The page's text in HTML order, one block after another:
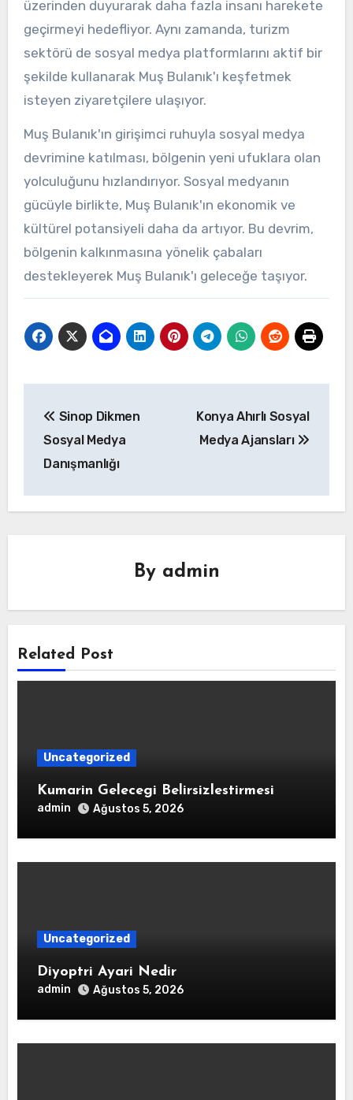
üzerinden duyurarak daha fazla insanı harekete
geçirmeyi hedefliyor. Aynı zamanda, turizm
sektörü de sosyal medya platformlarını aktif bir
şekilde kullanarak Muş Bulanık'ı keşfetmek
isteyen ziyaretçilere ulaşıyor.
Muş Bulanık'ın girişimci ruhuyla sosyal medya
devrimine katılması, bölgenin yeni ufuklara olan
yolculuğunu hızlandırıyor. Sosyal medyanın
gücüyle birlikte, Muş Bulanık'ın ekonomik ve
kültürel potansiyeli daha da artıyor. Bu devrim,
bölgenin kalkınmasına yönelik çabaları
destekleyerek Muş Bulanık'ı geleceğe taşıyor.
gezinmesi
Sinop Dikmen
Sosyal Medya
Danışmanlığı
Konya Ahırlı Sosyal
Medya Ajansları
By admin
Related Post
Uncategorized
Kumarin Gelecegi Belirsizlestirmesi
admin Ağustos 5, 2026
Uncategorized
Diyoptri Ayari Nedir
admin Ağustos 5, 2026